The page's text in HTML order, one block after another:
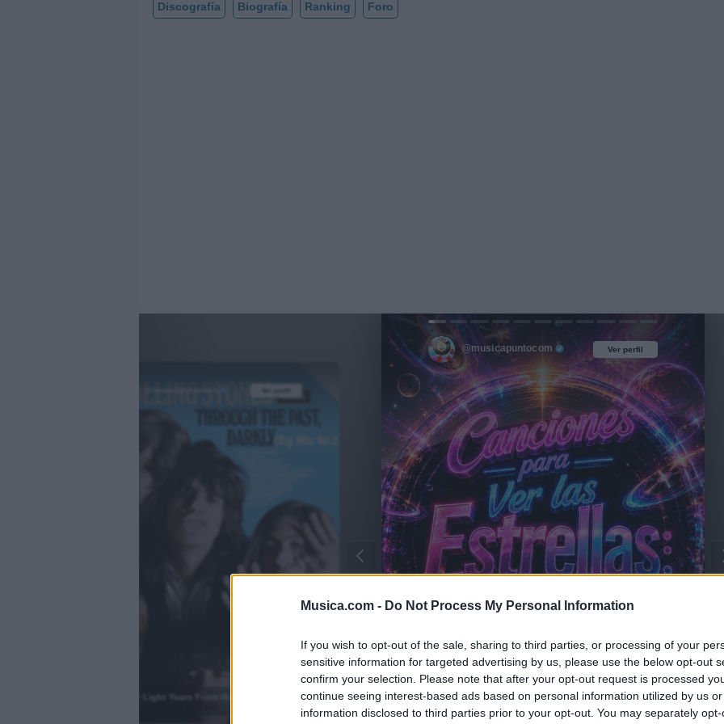
Musica.com - Do Not Process My Personal Information
If you wish to opt-out of the sale, sharing to third parties, or processing of your
sensitive information for targeted advertising by us, please use the below opt-out
confirm your selection. Please note that after your opt-out request is processed
continue seeing interest-based ads based on personal information utilized by us
information disclosed to third parties prior to your opt-out. You may separately
Discografía Biografía Ranking Foro
Ver perfil
@musicapuntocom Ver perfil
🪐🚀 Canciones para Ver las Estrellas:
Psicodelia y Space Rock 🎸✨
🌌🚀 Viaje intergaláctico: la mejor selección de